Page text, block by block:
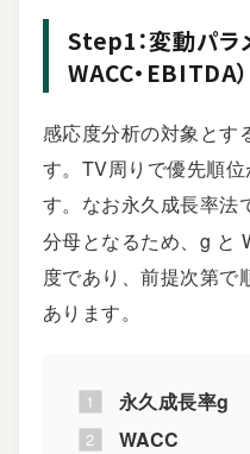
Step1：変動パラ
WACC・EBITDA）
感応度分析の対象とす
す。TV周りで優先順
す。なお永久成長率法
分母となるため、g と
度であり、前提次第で
あります。
永久成長率g
WACC